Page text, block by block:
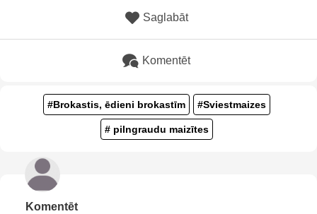
Saglabāt
Komentēt
#Brokastis, ēdieni brokastīm #Sviestmaizes
# pilngraudu maizītes
Komentēt